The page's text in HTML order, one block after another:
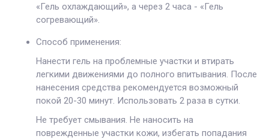
«Гель охлаждающий», а через 2 часа - «Гель
согревающий».
Способ применения:
Нанести гель на проблемные участки и втирать
легкими движениями до полного впитывания. После
нанесения средства рекомендуется возможный
покой 20-30 минут. Использовать 2 раза в сутки.
Не требует смывания. Не наносить на
поврежденные участки кожи, избегать попадания